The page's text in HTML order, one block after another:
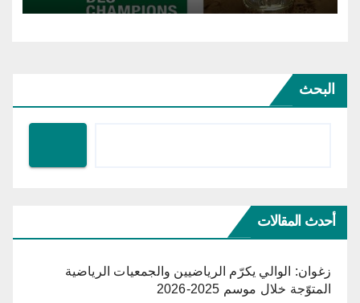
البحث
أحدث المقالات
زغوان: الوالي يكرّم الرياضيين والجمعيات الرياضية
المتوّجة خلال موسم 2025-2026